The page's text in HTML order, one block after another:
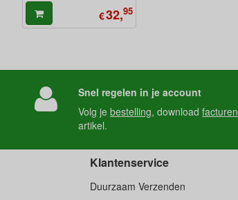
€32,95
Snel regelen in je account
Volg jebestelling, downloadfacturen
artikel.
Klantenservice
Duurzaam Verzenden